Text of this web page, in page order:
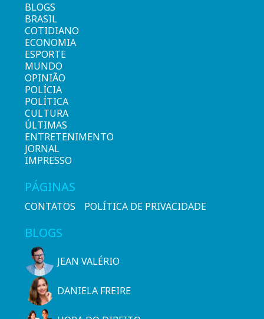
BLOGS
BRASIL
COTIDIANO
ECONOMIA
ESPORTE
MUNDO
OPINIÃO
POLÍCIA
POLÍTICA
CULTURA
ÚLTIMAS
ENTRETENIMENTO
JORNAL
IMPRESSO
PÁGINAS
CONTATOS POLÍTICA DE PRIVACIDADE
BLOGS
JEAN VALÉRIO
DANIELA FREIRE